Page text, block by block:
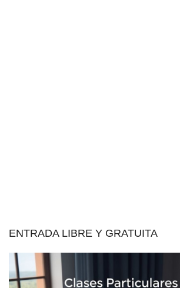
ENTRADA LIBRE Y GRATUITA